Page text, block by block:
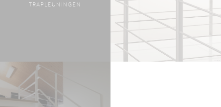
TRAPLEUNINGEN